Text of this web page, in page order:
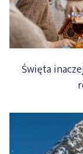
Święta